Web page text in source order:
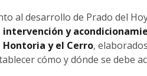
al desarrollo de Prado del
intervención y
Hontoria y el Cerro,
cómo y dónde se debe